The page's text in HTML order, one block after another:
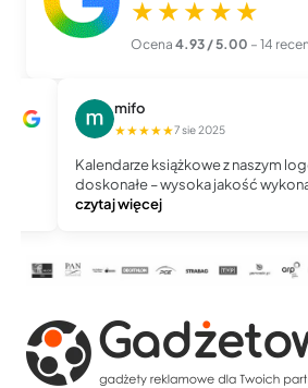
★★★★★
Ocena 4.93 / 5.00 – 14
mifo
★★★★★7 sie 2025
Kalendarze książkowe z naszym
doskonałe – wysoka jakość
czytaj więcej